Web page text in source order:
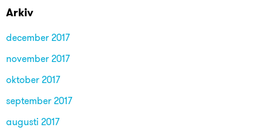
Arkiv
december 2017
november 2017
oktober 2017
september 2017
augusti 2017